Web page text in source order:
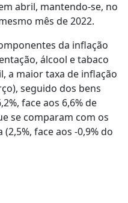
abril, mantendo-se, no
mês de 2022.
da inflação
álcool e tabaco
a maior taxa de inflação
seguido dos bens
face aos 6,6% de
se comparam com os
face aos -0,9% do